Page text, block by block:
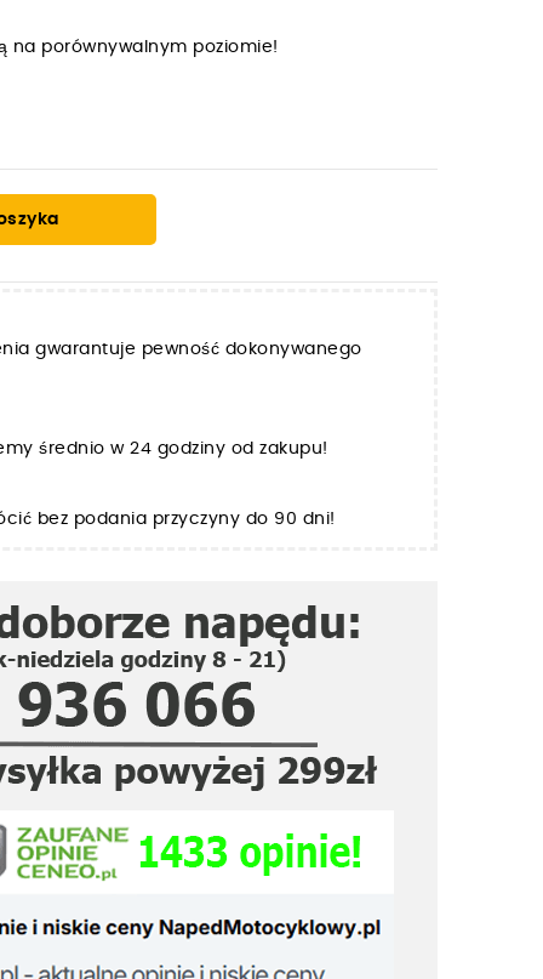
na porównywalnym poziomie!
gwarantuje pewność dokonywanego
średnio w 24 godziny od zakupu!
bez podania przyczyny do 90 dni!